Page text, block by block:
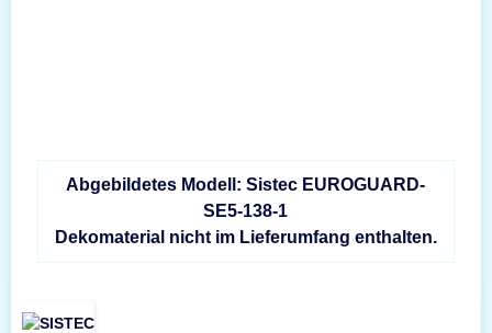
Abgebildetes Modell: Sistec EUROGUARD-
SE5-138-1
Dekomaterial nicht im Lieferumfang enthalten.